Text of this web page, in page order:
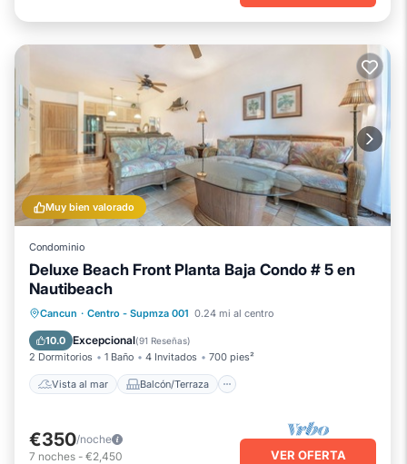
Muy bien valorado
Condominio
Deluxe Beach Front Planta Baja Condo # 5 en
Nautibeach
Cancun · Centro - Supmza 001 0.24 mi al centro
10.0 Excepcional(91 Reseñas)
2 Dormitorios 1 Baño 4 Invitados 700 pies²
Vista al mar Balcón/Terraza
Vista al mar
Balcón/Terraza
Vistas
Cocina
€350/noche
7 noches - €2,450 VER OFERTA